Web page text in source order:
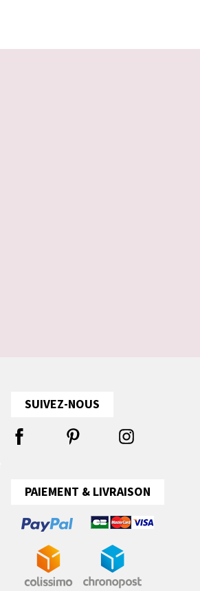
SUIVEZ-NOUS
PAIEMENT & LIVRAISON